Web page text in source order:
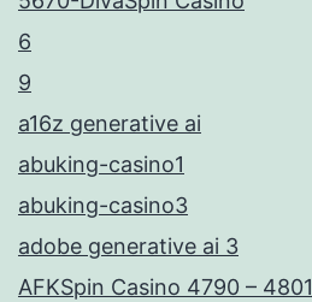
6
9
a16z generative ai
abuking-casino1
abuking-casino3
adobe generative ai 3
AFKSpin Casino 4790 – 4801